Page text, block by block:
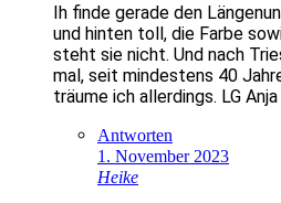
Ih finde gerade den
und hinten toll, die Farbe
steht sie nicht. Und nach
mal, seit mindestens 40
träume ich allerdings. LG Anja
Antworten
1. November 2023
Heike